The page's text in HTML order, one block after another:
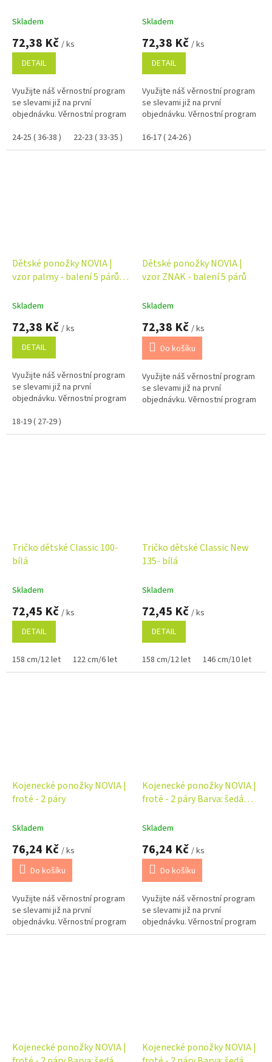
Skladem
72,38 Kč / ks
DETAIL
Využijte náš věrnostní program
se slevami již na první
objednávku. Věrnostní program
24-25 ( 36-38 )
22-23 ( 33-35 ) 20-21 ( 30-32 )
Skladem
72,38 Kč / ks
DETAIL
Využijte náš věrnostní program
se slevami již na první
objednávku. Věrnostní program
16-17 ( 24-26 )
Dětské ponožky NOVIA |
vzor palmy - balení 5 párů
Skladem
72,38 Kč / ks
DETAIL
Využijte náš věrnostní program
se slevami již na první
objednávku. Věrnostní program
18-19 ( 27-29 )
Dětské ponožky NOVIA |
vzor ZNAK - balení 5 párů
Skladem
72,38 Kč / ks
Do košíku
Využijte náš věrnostní program
se slevami již na první
objednávku. Věrnostní program
Tričko dětské Classic 100-
bílá
Skladem
72,45 Kč / ks
DETAIL
158 cm/12 let 122 cm/6 let 110 cm/4 roky
Tričko dětské Classic New
135- bílá
Skladem
72,45 Kč / ks
DETAIL
158 cm/12 let 146 cm/10 let
Kojenecké ponožky NOVIA |
froté - 2 páry
Skladem
76,24 Kč / ks
Do košíku
Využijte náš věrnostní program
se slevami již na první
objednávku. Věrnostní program
Kojenecké ponožky NOVIA |
froté - 2 páry Barva: šedá
Skladem
76,24 Kč / ks
Do košíku
Využijte náš věrnostní program
se slevami již na první
objednávku. Věrnostní program
Kojenecké ponožky NOVIA |
Kojenecké ponožky NOVIA |